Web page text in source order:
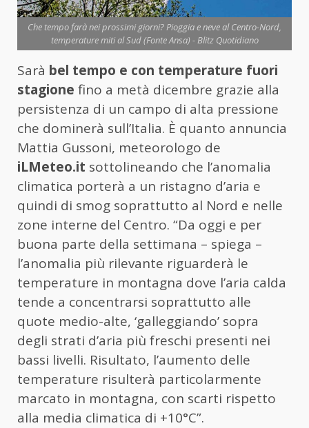
Che tempo farà nei prossimi giorni? Pioggia e neve al Centro-Nord,
temperature miti al Sud (Fonte Ansa) - Blitz Quotidiano
Sarà bel tempo e con temperature fuori
stagione fino a metà dicembre grazie alla
persistenza di un campo di alta pressione
che dominerà sull’Italia. È quanto annuncia
Mattia Gussoni, meteorologo de
iLMeteo.it sottolineando che l’anomalia
climatica porterà a un ristagno d’aria e
quindi di smog soprattutto al Nord e nelle
zone interne del Centro. “Da oggi e per
buona parte della settimana – spiega –
l’anomalia più rilevante riguarderà le
temperature in montagna dove l’aria calda
tende a concentrarsi soprattutto alle
quote medio-alte, ‘galleggiando’ sopra
degli strati d’aria più freschi presenti nei
bassi livelli. Risultato, l’aumento delle
temperature risulterà particolarmente
marcato in montagna, con scarti rispetto
alla media climatica di +10°C”.